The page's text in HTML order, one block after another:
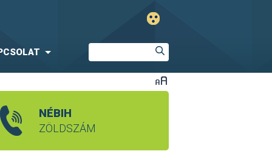
NÉBIH
ZÖLDSZÁM